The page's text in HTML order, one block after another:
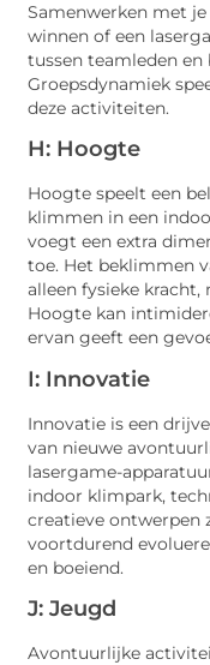
Samenwerken met
winnen of een
tussen teamleden
Groepsdynamiek
deze activiteiten.
H: Hoogte
Hoogte speelt een
klimmen in een
voegt een extra
toe. Het beklimmen
alleen fysieke
Hoogte kan
ervan geeft een
I: Innovatie
Innovatie is een
van nieuwe
lasergame-
indoor klimpark,
creatieve ontwerpen
voortdurend
en boeiend.
J: Jeugd
Avontuurlijke